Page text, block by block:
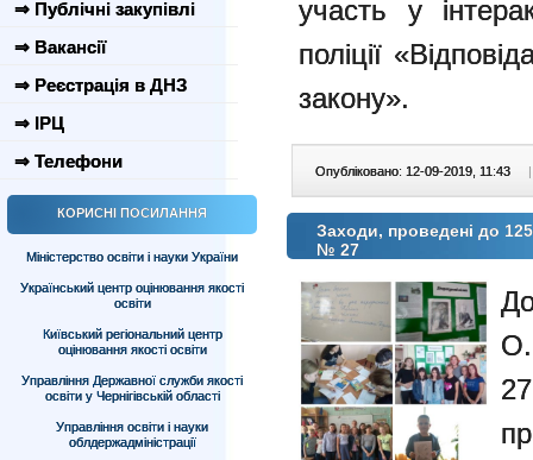
⇒ Публічні закупівлі
⇒ Вакансії
⇒ Реєстрація в ДНЗ
⇒ ІРЦ
⇒ Телефони
КОРИСНІ ПОСИЛАННЯ
Міністерство освіти і науки України
Український центр оцінювання якості
освіти
Київський регіональний центр
оцінювання якості освіти
Управління Державної служби якості
освіти у Чернігівській області
Управління освіти і науки
облдержадміністрації
участь у
поліції
закону».
Опубліковано: 12-09-2019, 11:43 |
Заходи, проведені до
№ 27